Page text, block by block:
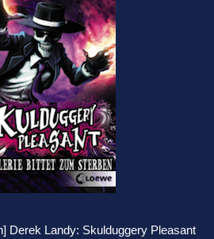
Derek Landy: Skulduggery Pleasant